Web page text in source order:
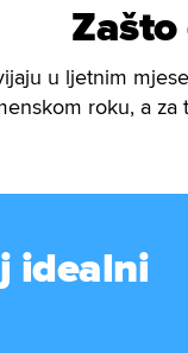
Zašto
u ljetnim
roku, a
idealni